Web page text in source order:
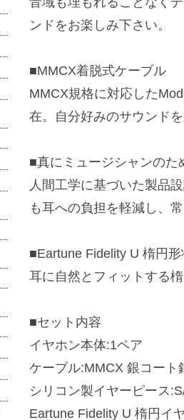
ンドをお楽しみ下さい。
■MMCX着脱式ケーブル
MMCX規格に対応した
在。自分好みのサウンド
■真にミュージシャンのた
人間工学に基づいた製品
も耳への負担を軽減し、
■Eartune Fidelity U 楕円
耳に自然とフィットする
■セット内容
イヤホン本体:1ペア
ケーブル:MMCX 銀コート
シリコン製イヤーピース
Eartune Fidelity U 楕円イ